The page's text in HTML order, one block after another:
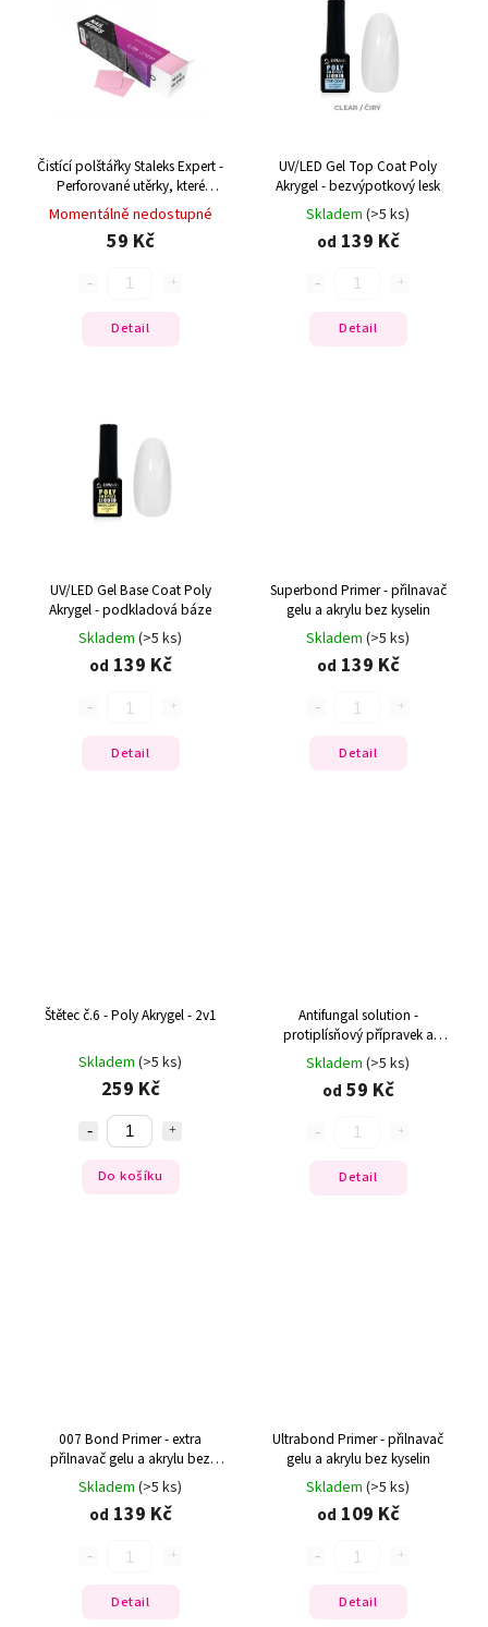
Abecedně
Čistící polštářky Staleks Expert -
Perforované utěrky, které
nepouštějí vlákna (400 ks)
Momentálně nedostupné
59 Kč
Detail
UV/LED Gel Top Coat Poly
Akrygel - bezvýpotkový lesk
Skladem (>5 ks)
od 139 Kč
Detail
UV/LED Gel Base Coat Poly
Akrygel - podkladová báze
Skladem (>5 ks)
od 139 Kč
Detail
Superbond Primer - přilnavač
gelu a akrylu bez kyselin
Skladem (>5 ks)
od 139 Kč
Detail
Štětec č.6 - Poly Akrygel - 2v1
Skladem (>5 ks)
259 Kč
Do košíku
Antifungal solution -
protiplísňový přípravek a
prevence
Skladem (>5 ks)
od 59 Kč
Detail
007 Bond Primer - extra
přilnavač gelu a akrylu bez
kyselin
Skladem (>5 ks)
od 139 Kč
Detail
Ultrabond Primer - přilnavač
gelu a akrylu bez kyselin
Skladem (>5 ks)
od 109 Kč
Detail